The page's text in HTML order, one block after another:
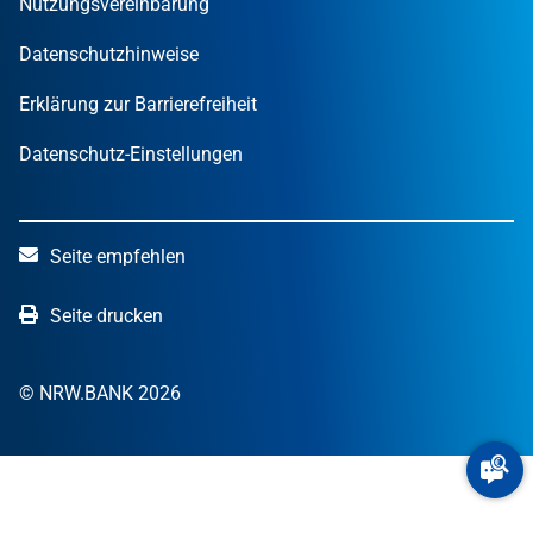
NRW.Venture
Nutzungsvereinbarung
Datenschutzhinweise
Erklärung zur Barrierefreiheit
Datenschutz-Einstellungen
Seite empfehlen
Seite drucken
© NRW.BANK 2026